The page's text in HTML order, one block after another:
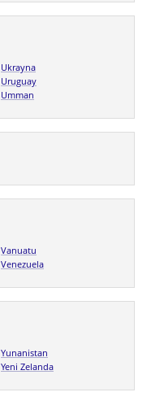
Ukrayna
Uruguay
Umman
Vanuatu
Venezuela
Yunanistan
Yeni Zelanda